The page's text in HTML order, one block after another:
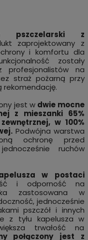
pszczelarski z
zaprojektowany z
i komfortu dla
zostały
profesjonalistów na
straż pożarną przy
rekomendację.
jest w dwie mocne
z mieszanki 65%
w 100%
Podwójna warstwa
ochronę przed
ruchów
w postaci
i odporność na
zastosowana w
jednocześnie
pszczół i innych
z tyłu kapelusza w
trwałość na
połączony jest z